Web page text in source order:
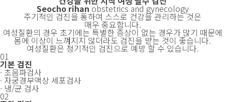
Seocho rihanobstetrics and gynecology
주기적인 검진을 통하여 스스로 건강을 관리하는 것은
매우 중요합니다.
여성질환의 경우 초기에는 특별한 증상이 없는 경우가 많기 때문에
몸에 이상이 느껴지지 않더라도 검진을 받는 것이 좋습니다.
여성질환은 정기적인 검진으로 예방 할 수 있습니다.
01
기본 검진
· 초음파검사
· 자궁경부액상 세포검사
· 냉/균 검사
02